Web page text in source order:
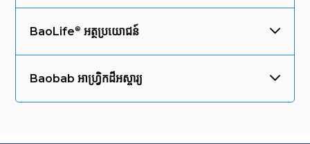
BaoLife អត្ថប្រយោជន៍
Baobab អាហ្វ្រិកដ៏អស្ចារ្យ